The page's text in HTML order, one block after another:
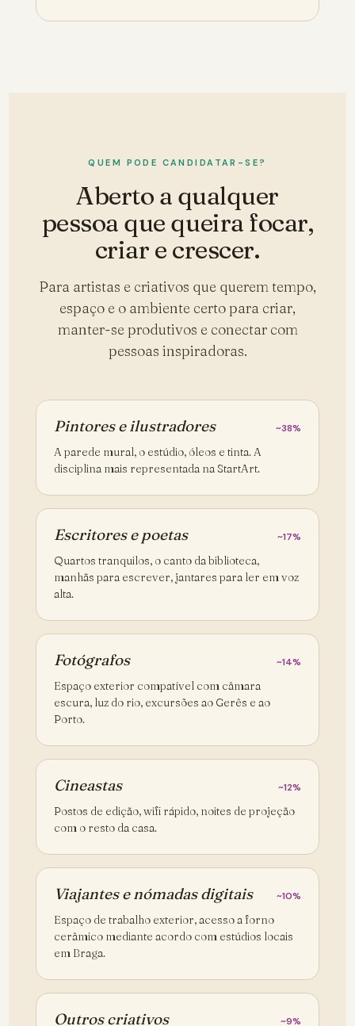
QUEM PODE CANDIDATAR-SE?
Aberto a qualquer
pessoa que queira focar,
criar e crescer.
Para artistas e criativos que querem tempo,
espaço e o ambiente certo para criar,
manter-se produtivos e conectar com
pessoas inspiradoras.
Pintores e ilustradores ~38%
A parede mural, o estúdio, óleos e tinta. A
disciplina mais representada na StartArt.
Escritores e poetas ~17%
Quartos tranquilos, o canto da biblioteca,
manhãs para escrever, jantares para ler em voz
alta.
Fotógrafos ~14%
Espaço exterior compatível com câmara
escura, luz do rio, excursões ao Gerês e ao
Porto.
Cineastas ~12%
Postos de edição, wifi rápido, noites de projeção
com o resto da casa.
Viajantes e nómadas digitais ~10%
Espaço de trabalho exterior, acesso a forno
cerâmico mediante acordo com estúdios locais
em Braga.
Outros criativos ~9%